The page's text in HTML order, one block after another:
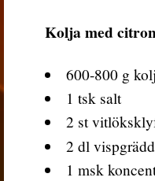
Kolja med
600-800 g
1 tsk salt
2 st
2 dl
1 msk